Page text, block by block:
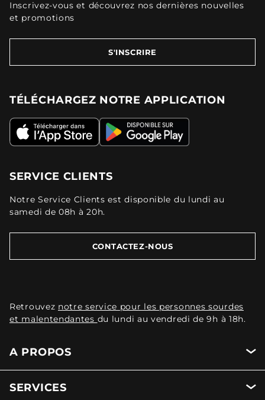
Inscrivez-vous et découvrez nos dernières nouvelles
et promotions
S'INSCRIRE
TÉLÉCHARGEZ NOTRE APPLICATION
SERVICE CLIENTS
Notre Service Clients est disponible du lundi au
samedi de 08h à 20h.
CONTACTEZ-NOUS
Retrouvez notre service pour les personnes sourdes
et malentendantes du lundi au vendredi de 9h à 18h.
A PROPOS
SERVICES